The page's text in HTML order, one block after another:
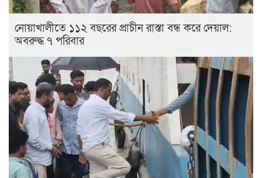
নোয়াখালীতে ১১২ বছরের প্রাচীন রাস্তা বন্ধ করে দেয়াল:
অবরুদ্ধ ৭ পরিবার